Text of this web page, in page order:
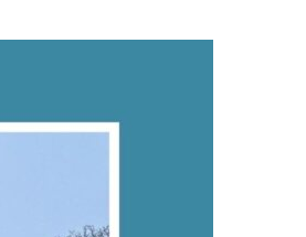
Trauung
Kantorei